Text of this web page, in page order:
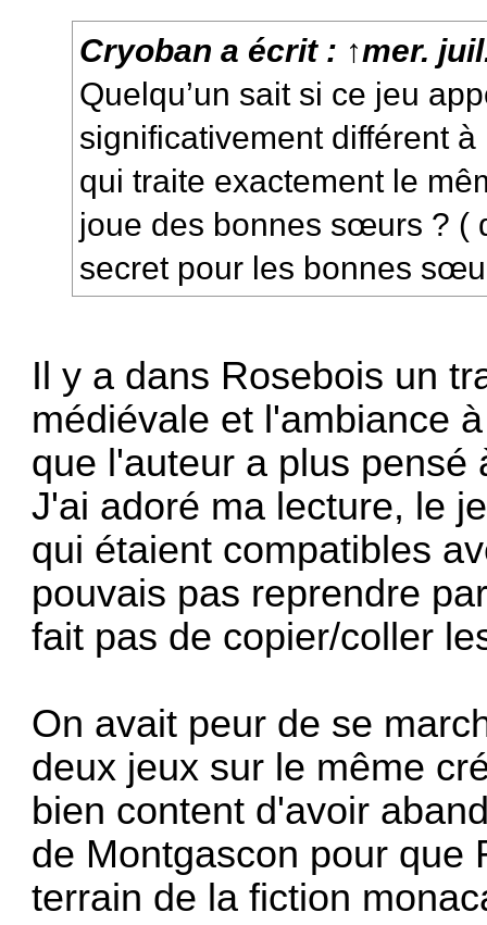
Cryoban a écrit : ↑mer.
Quelqu’un sait si ce jeu
significativement différent
qui traite exactement le
joue des bonnes sœurs ? (
secret pour les bonnes
Il y a dans Rosebois un
médiévale et l'ambiance
que l'auteur a plus
J'ai adoré ma lecture, le
qui étaient compatibles
pouvais pas reprendre
fait pas de copier/coller
On avait peur de se
deux jeux sur le même
bien content d'avoir
de Montgascon pour que
terrain de la fiction